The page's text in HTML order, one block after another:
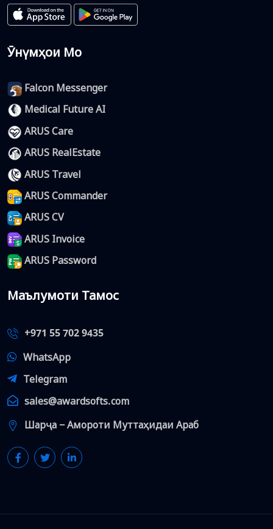
Ӯнүмҳои Мо
Falcon Messenger
Medical Future AI
ARUS Care
ARUS RealEstate
ARUS Travel
ARUS Commander
ARUS CV
ARUS Invoice
ARUS Password
Маълумоти Тамос
+971 55 702 9435
WhatsApp
Telegram
sales@awardsofts.com
Шарҷа − Амороти Муттаҳидаи Араб